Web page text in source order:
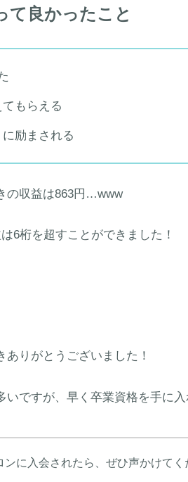
て良かったこと
もらえる
励まされる
の収益は863円…www
6桁を超すことができました！
りがとうございました！
いですが、早く卒業資格を手に
ンに入会されたら、ぜひ声かけてく